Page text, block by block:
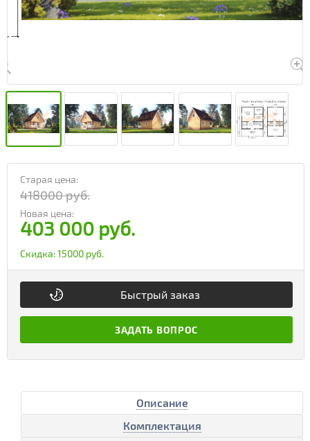
Старая цена:
418000 руб.
Новая цена:
403 000 руб.
Скидка:15000 руб.
Быстрый заказ
ЗАДАТЬ ВОПРОС
Описание
Комплектация